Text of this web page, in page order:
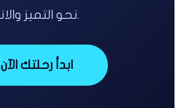
نحو التميز والانتشار.
ابدأ رحلتك الآن